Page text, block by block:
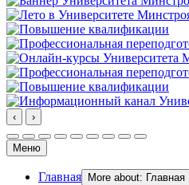
‹ ›
Меню
Главная More about: Главная